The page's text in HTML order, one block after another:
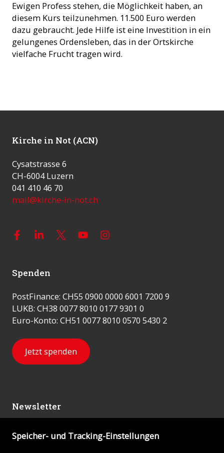
Ewigen Profess stehen, die Möglichkeit haben, an
diesem Kurs teilzunehmen. 11.500 Euro werden
dazu gebraucht. Jede Hilfe ist eine Investition in ein
gelungenes Ordensleben, das in der Ortskirche
vielfache Frucht tragen wird.
Kirche in Not (ACN)
Cysatstrasse 6
CH-6004 Luzern
041 410 46 70
mail@kirche-in-not.ch
Spenden
PostFinance: CH55 0900 0000 6001 7200 9
LUKB: CH38 0077 8010 0177 9301 0
Euro-Konto: CH51 0077 8010 0570 5430 2
Jetzt spenden
Newsletter
Abonnieren
Speicher- und Tracking-Einstellungen